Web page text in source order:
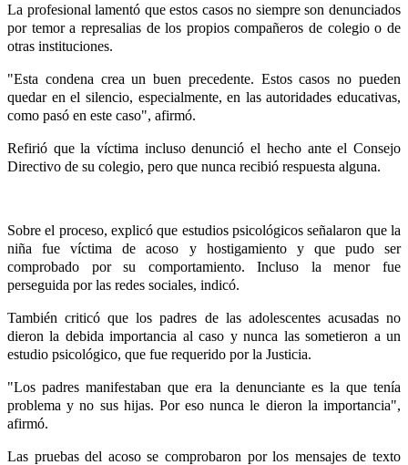
La profesional lamentó que estos casos no siempre son denunciados
por temor a represalias de los propios compañeros de colegio o de
otras instituciones.
"Esta condena crea un buen precedente. Estos casos no pueden
quedar en el silencio, especialmente, en las autoridades educativas,
como pasó en este caso", afirmó.
Refirió que la víctima incluso denunció el hecho ante el Consejo
Directivo de su colegio, pero que nunca recibió respuesta alguna.
Sobre el proceso, explicó que estudios psicológicos señalaron que la
niña fue víctima de acoso y hostigamiento y que pudo ser
comprobado por su comportamiento. Incluso la menor fue
perseguida por las redes sociales, indicó.
También criticó que los padres de las adolescentes acusadas no
dieron la debida importancia al caso y nunca las sometieron a un
estudio psicológico, que fue requerido por la Justicia.
"Los padres manifestaban que era la denunciante es la que tenía
problema y no sus hijas. Por eso nunca le dieron la importancia",
afirmó.
Las pruebas del acoso se comprobaron por los mensajes de texto